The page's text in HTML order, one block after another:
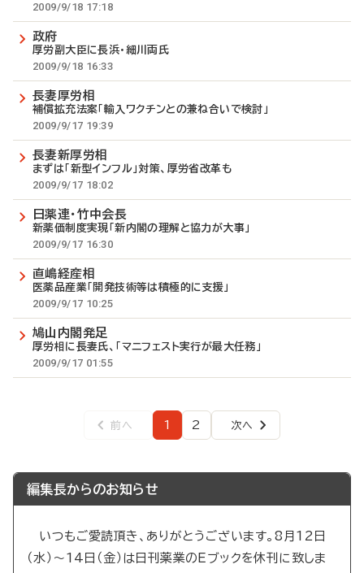
2009/9/18 17:18
政府
厚労副大臣に長浜・細川両氏
2009/9/18 16:33
長妻厚労相
補償拡充法案「輸入ワクチンとの兼ね合いで検討」
2009/9/17 19:39
長妻新厚労相
まずは「新型インフル」対策、厚労省改革も
2009/9/17 18:02
日薬連・竹中会長
新薬価制度実現「新内閣の理解と協力が大事」
2009/9/17 16:30
直嶋経産相
医薬品産業「開発技術等は積極的に支援」
2009/9/17 10:25
鳩山内閣発足
厚労相に長妻氏、「マニフェスト実行が最大任務」
2009/9/17 01:55
ー
り
前
前へ
ペ
ー
1
ペ
ー
2
次
ペ
次へ
編集長からのお知らせ
いつもご愛読頂き、ありがとうございます。8月12日
（水）～14日（金）は日刊薬業のEブックを休刊に致しま